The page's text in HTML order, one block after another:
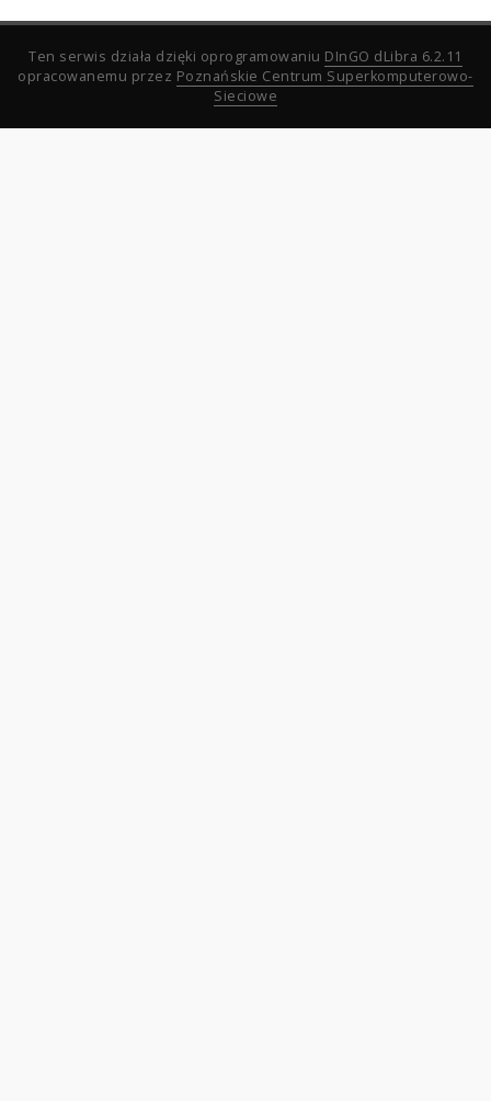
Ten serwis działa dzięki oprogramowaniu DInGO dLibra 6.2.11
opracowanemu przez Poznańskie Centrum Superkomputerowo-
Sieciowe